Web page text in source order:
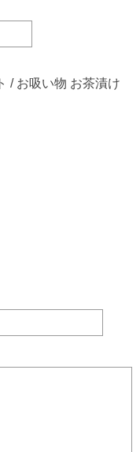
/ お吸い物 お茶漬け